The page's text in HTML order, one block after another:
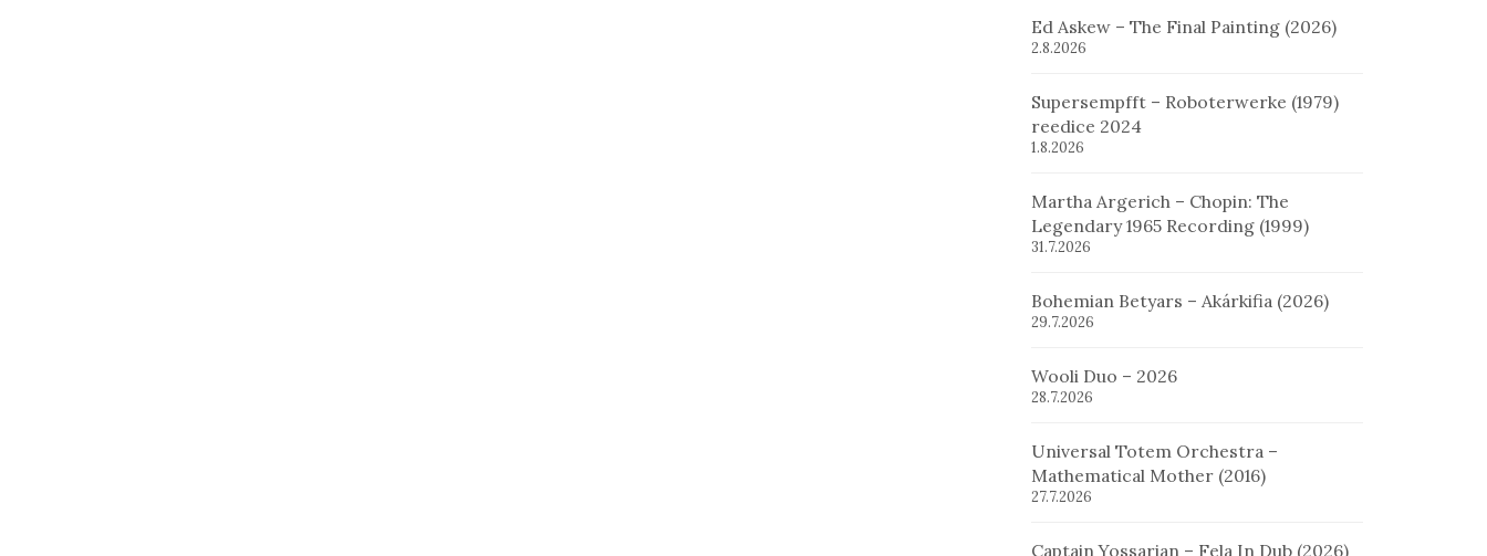
Ed Askew – The Final Painting (2026)
2.8.2026
Supersempfft – Roboterwerke (1979)
reedice 2024
1.8.2026
Martha Argerich – Chopin: The
Legendary 1965 Recording (1999)
31.7.2026
Bohemian Betyars – Akárkifia (2026)
29.7.2026
Wooli Duo – 2026
28.7.2026
Universal Totem Orchestra –
Mathematical Mother (2016)
27.7.2026
Captain Yossarian – Fela In Dub (2026)